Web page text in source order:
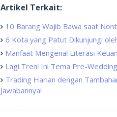
Artikel Terkait:
10 Barang Wajib Bawa saat
6 Kota yang Patut Dikunjungi
Manfaat Mengenal Literasi
Lagi Tren! Ini Tema Pre-
Trading Harian dengan
Jawabannya!